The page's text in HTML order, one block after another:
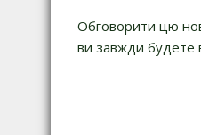
Обговорити цю
ви завжди будете